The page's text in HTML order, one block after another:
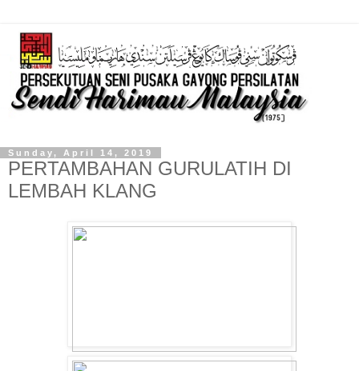
Sunday, April 14, 2019
PERTAMBAHAN GURULATIH DI
LEMBAH KLANG